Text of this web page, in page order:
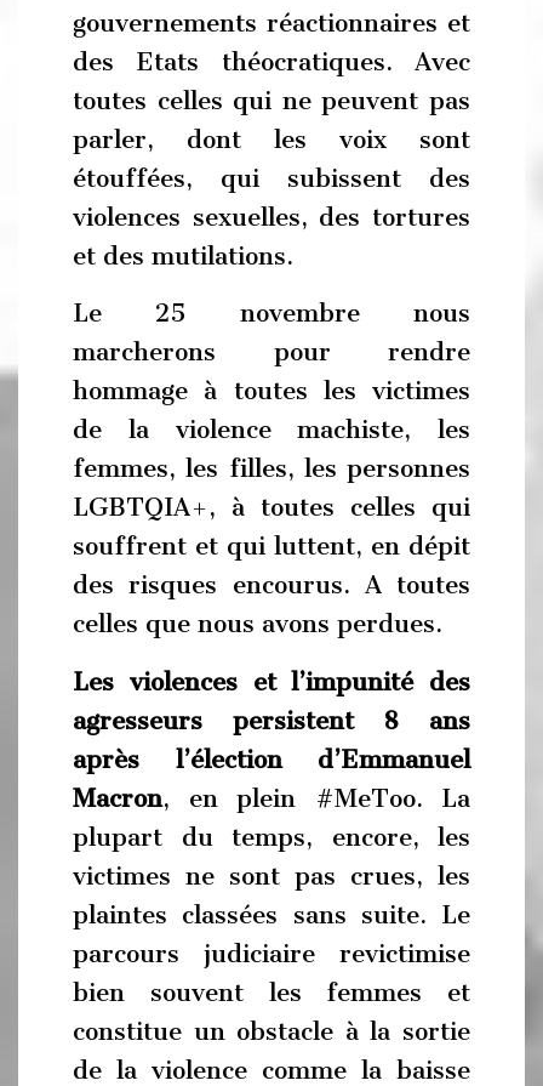
gouvernements réactionnaires et
des Etats théocratiques. Avec
toutes celles qui ne peuvent pas
parler, dont les voix sont
étouffées, qui subissent des
violences sexuelles, des tortures
et des mutilations.
Le 25 novembre nous
marcherons pour rendre
hommage à toutes les victimes
de la violence machiste, les
femmes, les filles, les personnes
LGBTQIA+, à toutes celles qui
souffrent et qui luttent, en dépit
des risques encourus. A toutes
celles que nous avons perdues.
Les violences et l’impunité des
agresseurs persistent 8 ans
après l’élection d’Emmanuel
Macron, en plein #MeToo. La
plupart du temps, encore, les
victimes ne sont pas crues, les
plaintes classées sans suite. Le
parcours judiciaire revictimise
bien souvent les femmes et
constitue un obstacle à la sortie
de la violence comme la baisse